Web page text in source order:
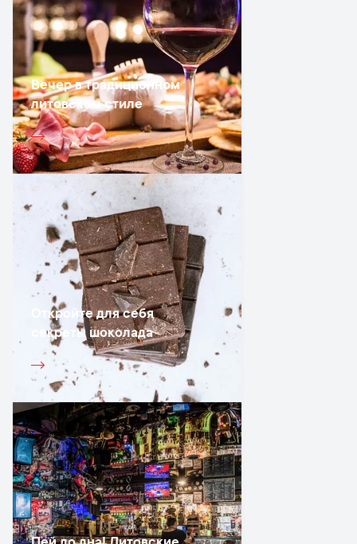
Вечер в традиционном
литовском стиле
Откройте для себя
секреты шоколада